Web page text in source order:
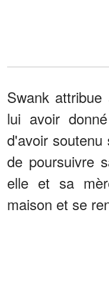
Swank
lui avoir
d'avoir
de poursuivre
elle et sa
maison et se